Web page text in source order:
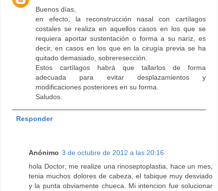
Buenos días,
en efecto, la reconstrucción nasal con cartílagos
costales se realiza en aquellos casos en los que se
requiera aportar sustentación o forma a su nariz, es
decir, en casos en los que en la cirugía previa se ha
quitado demasiado, sobreresección.
Estos cartílagos habrá que tallarlos de forma
adecuada para evitar desplazamientos y
modificaciones posteriores en su forma.
Saludos.
Responder
Anónimo 3 de octubre de 2012 a las 20:16
hola Doctor; me realize una rinoseptoplastia, hace un mes,
tenia muchos dolores de cabeza, el tabique muy desviado
y la punta obviamente chueca. Mi intencion fue solucionar